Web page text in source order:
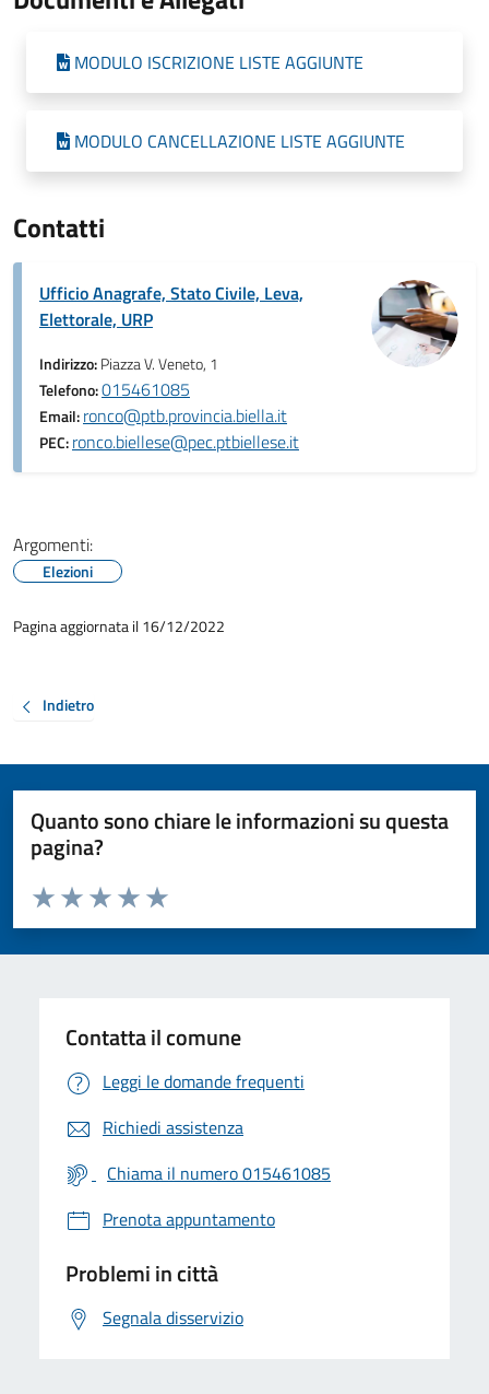
MODULO ISCRIZIONE LISTE AGGIUNTE
MODULO CANCELLAZIONE LISTE AGGIUNTE
Contatti
Ufficio Anagrafe, Stato Civile, Leva,
Elettorale, URP
Indirizzo:Piazza V. Veneto, 1
Telefono:015461085
Email:ronco@ptb.provincia.biella.it
PEC:ronco.biellese@pec.ptbiellese.it
Argomenti:
Elezioni
Pagina aggiornata il 16/12/2022
Indietro
Quanto sono chiare le informazioni su questa
pagina?
Valuta da 1 a 5 stelle la pagina
Valuta 5 stelle su 5
Valuta 4 stelle su 5
Valuta 3 stelle su 5
Valuta 2 stelle su 5
Valuta 1 stelle su 5
Contatta il comune
Leggi le domande frequenti
Richiedi assistenza
Chiama il numero 015461085
Prenota appuntamento
Problemi in città
Segnala disservizio